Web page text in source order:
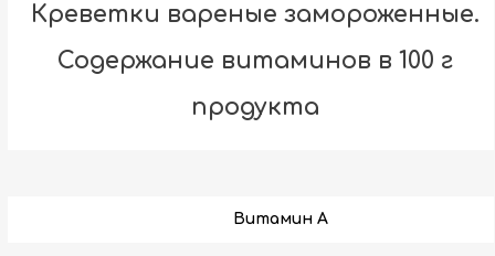
Креветки вареные замороженные.
Содержание витаминов в 100 г
продукта
Витамин A